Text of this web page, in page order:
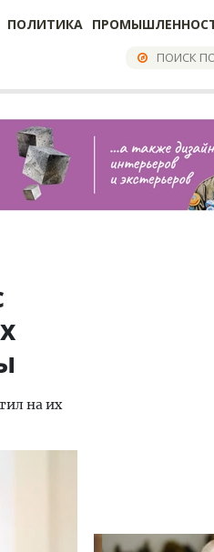
ПОЛИТИКА
на их